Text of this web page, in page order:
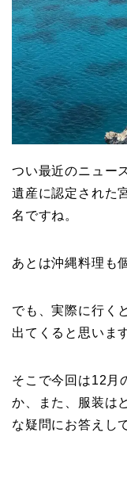
つい最近のニュー
遺産に認定された
名ですね。
あとは沖縄料理も
でも、実際に行く
出てくると思いま
そこで今回は12月
か、また、服装は
な疑問にお答えし